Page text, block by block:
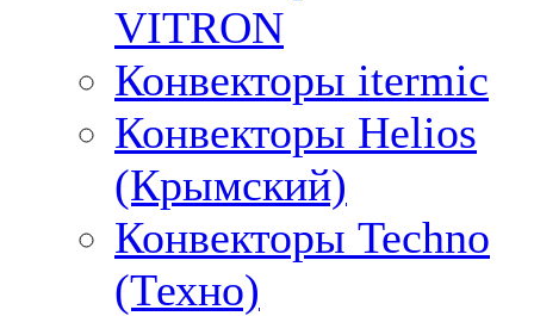
VITRON
Конвекторы itermic
Конвекторы Helios
(Крымский)
Конвекторы Techno
(Техно)